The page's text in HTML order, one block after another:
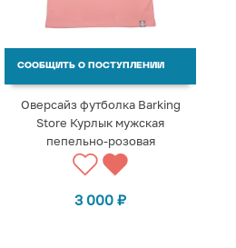
СООБЩИТЬ О ПОСТУПЛЕНИИ
Оверсайз футболка Barking
Store Курлык мужская
пепельно-розовая
3 000 ₽